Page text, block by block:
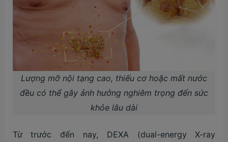
Lượng mỡ nội tạng cao, thiếu cơ hoặc mất nước
đều có thể gây ảnh hưởng nghiêm trọng đến sức
khỏe lâu dài
Từ trước đến nay, DEXA (dual-energy X-ray